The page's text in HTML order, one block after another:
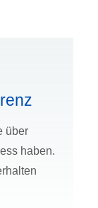
über
haben.